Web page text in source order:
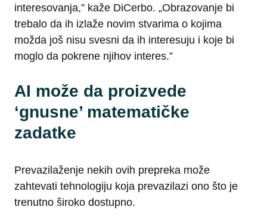
interesovanja,” kaže DiCerbo. „Obrazovanje bi
trebalo da ih izlaže novim stvarima o kojima
možda još nisu svesni da ih interesuju i koje bi
moglo da pokrene njihov interes.”
AI može da proizvede
‘gnusne’ matematičke
zadatke
Prevazilaženje nekih ovih prepreka može
zahtevati tehnologiju koja prevazilazi ono što je
trenutno široko dostupno.